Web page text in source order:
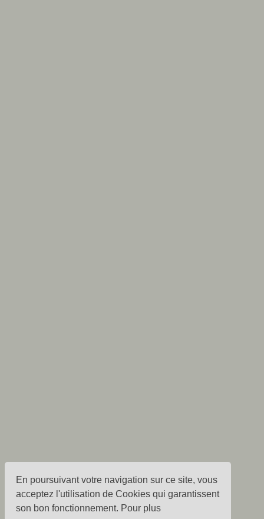
En poursuivant votre navigation sur ce site, vous
acceptez l'utilisation de Cookies qui garantissent
son bon fonctionnement. Pour plus